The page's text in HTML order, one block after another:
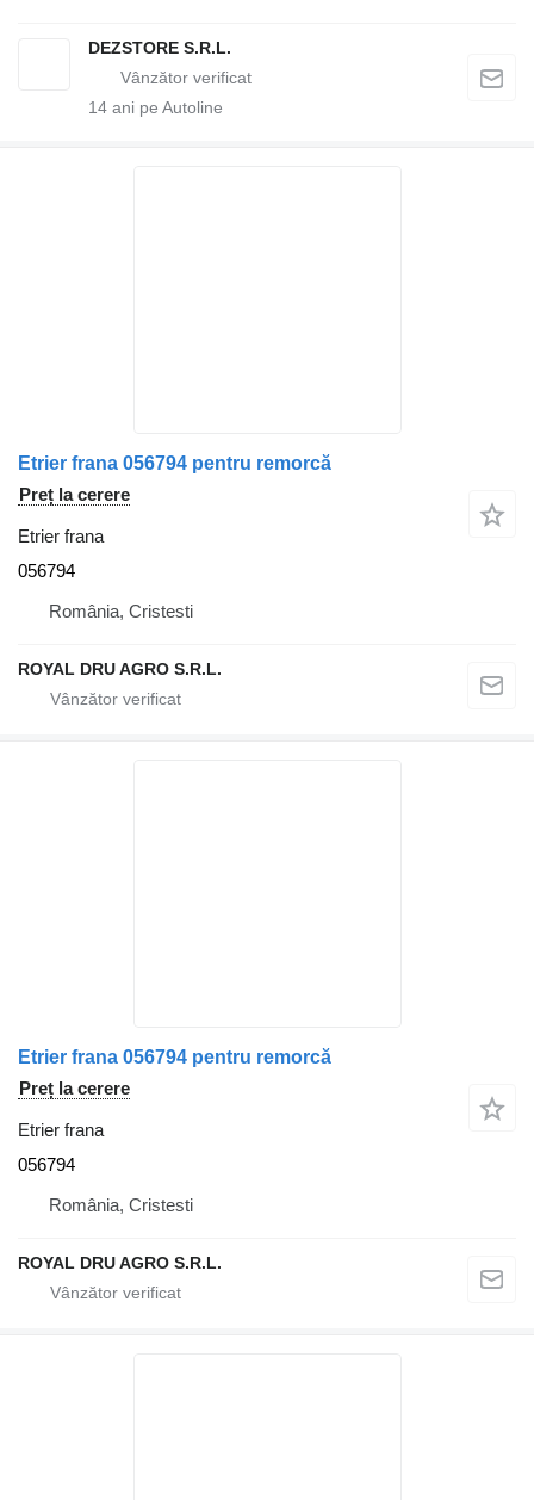
DEZSTORE S.R.L.
14 ani pe Autoline
Etrier frana 056794 pentru remorcă
Preț la cerere
Etrier frana
056794
România, Cristesti
ROYAL DRU AGRO S.R.L.
Etrier frana 056794 pentru remorcă
Preț la cerere
Etrier frana
056794
România, Cristesti
ROYAL DRU AGRO S.R.L.